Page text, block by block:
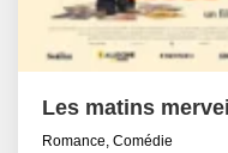
Les matins
Romance, Comédie